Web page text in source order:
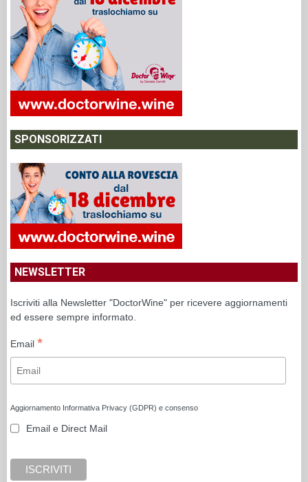
SPONSORIZZATI
NEWSLETTER
Iscriviti alla Newsletter "DoctorWine" per ricevere aggiornamenti
ed essere sempre informato.
Email *
Aggiornamento Informativa Privacy (GDPR) e consenso
Email e Direct Mail